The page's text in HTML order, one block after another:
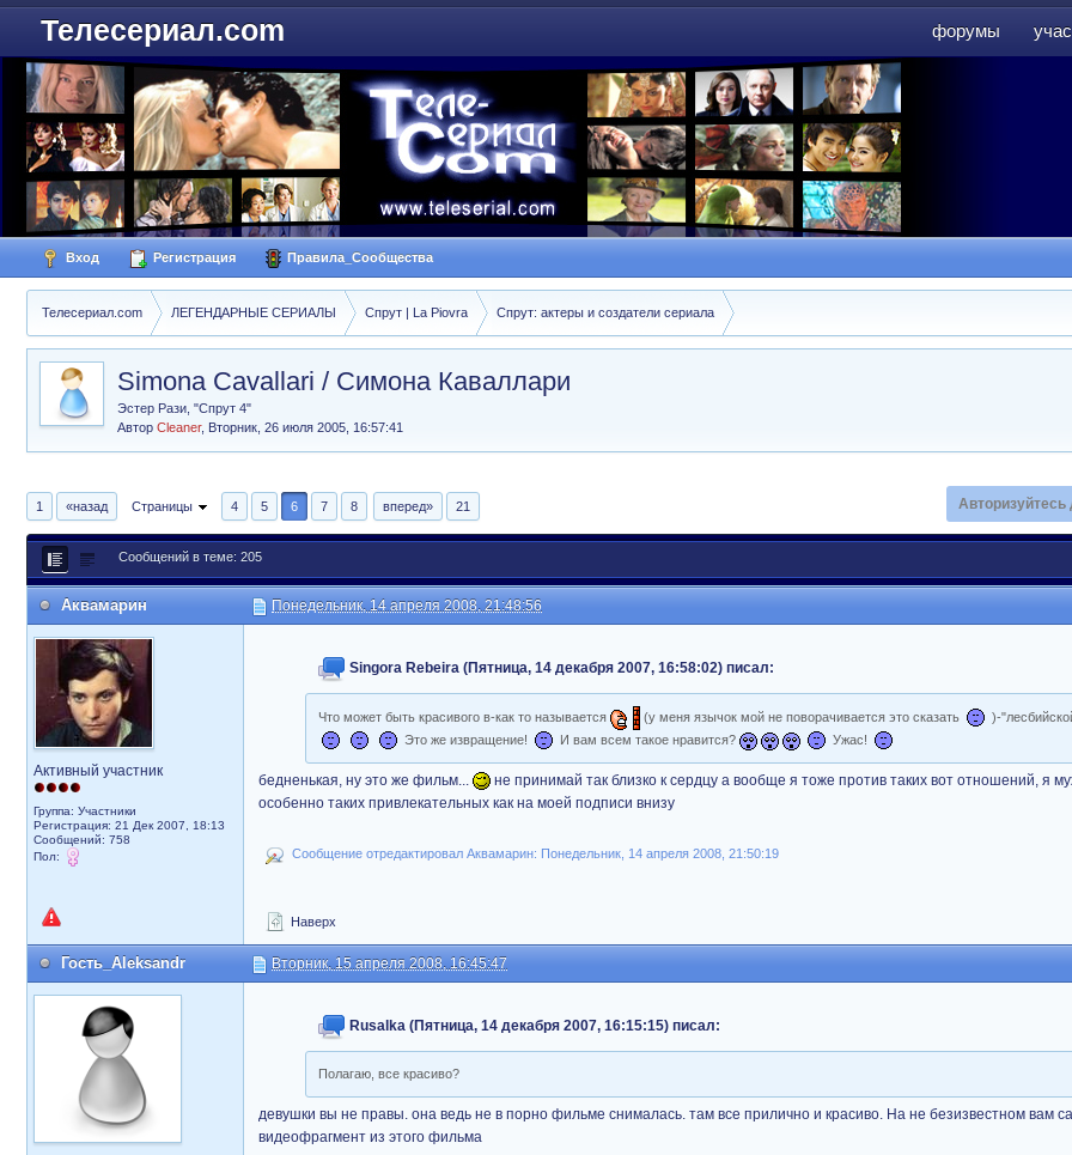
форумы
Телесериал.com
Вход Регистрация Правила_Сообщества
Телесериал.com ЛЕГЕНДАРНЫЕ СЕРИАЛЫ Спрут | La Piovra Спрут: актеры и создатели сериала
Simona Cavallari / Симона Каваллари
Эстер Рази, "Спрут 4"
Автор Cleaner, Вторник, 26 июля 2005, 16:57:41
1 «назад Страницы 4 5 6 7 8 вперед» 21 Авторизуйтесь
Сообщений в теме: 205
Аквамарин Понедельник, 14 апреля 2008, 21:48:56
Активный участник
Группа: Участники
Регистрация: 21 Дек 2007, 18:13
Сообщений: 758
Пол:
Singora Rebeira (Пятница, 14 декабря 2007, 16:58:02) писал:
Что может быть красивого в-как то называется (у меня язычок мой не поворачивается это сказать
)-
Это же извращение!
И вам всем такое нравится? Ужас!
бедненькая, ну это же фильм...
не принимай так близко к сердцу а вообще я тоже против таких вот отношений, я
особенно таких привлекательных как на моей подписи внизу
Сообщение отредактировал Аквамарин: Понедельник, 14 апреля 2008, 21:50:19
Наверх
Гость_Aleksandr Вторник, 15 апреля 2008, 16:45:47
Rusalka (Пятница, 14 декабря 2007, 16:15:15) писал:
Полагаю, все красиво?
девушки вы не правы. она ведь не в порно фильме снималась. там все прилично и красиво. На не безизвестном вам
видеофрагмент из этого фильма